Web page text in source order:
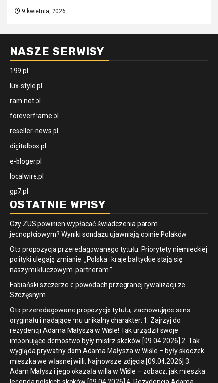
9 kwietnia, 2026
NASZE SERWISY
199.pl
lux-style.pl
ram.net.pl
foreverframe.pl
reseller-news.pl
digitalbox.pl
e-bloger.pl
localwire.pl
gp7.pl
OSTATNIE WPISY
Czy ZUS powinien wypłacać świadczenia parom
jednopłciowym? Wyniki sondażu ujawniają opinie Polaków
Oto propozycja przeredagowanego tytułu: Priorytety niemieckiej
polityki ulegają zmianie. „Polska i kraje bałtyckie stają się
naszymi kluczowymi partnerami”
Fabiański szczerze o powodach przegranej rywalizacji ze
Szczęsnym
Oto przeredagowane propozycje tytułu, zachowujące sens
oryginału i nadające mu unikalny charakter: 1. Zajrzyj do
rezydencji Adama Małysza w Wiśle! Tak urządził swoje
imponujące domostwo były mistrz skoków [09.04.2026] 2. Tak
wygląda prywatny dom Adama Małysza w Wiśle – były skoczek
mieszka we własnej willi. Najnowsze zdjęcia [09.04.2026] 3.
Adam Małysz i jego okazała willa w Wiśle – zobacz, jak mieszka
legenda polskich skoków [09.04.2026] 4. Rezydencja Adama